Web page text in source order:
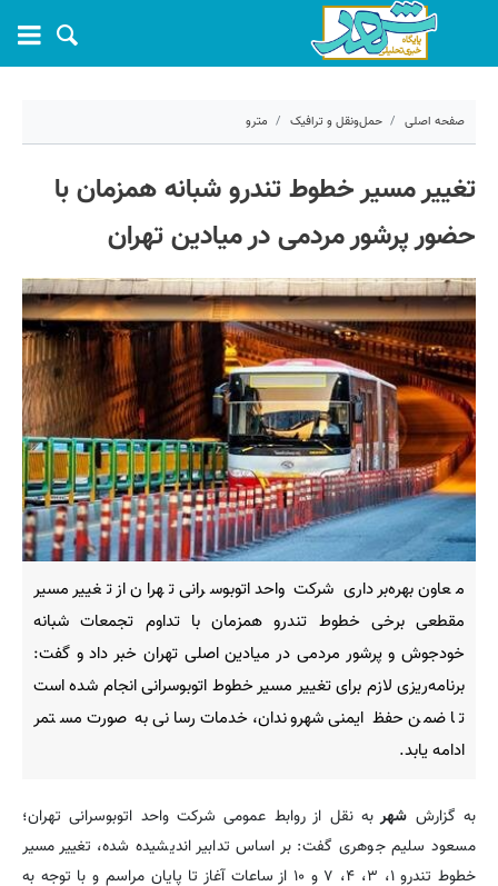
صفحه اصلی حمل‌ونقل و ترافیک مترو
کد مطلب:
تغییر مسیر خطوط تندرو شبانه همزمان با
حضور پرشور مردمی در میادین تهران
معاون بهره‌برداری شرکت واحد اتوبوسرانی تهران از تغییر مسیر
مقطعی برخی خطوط تندرو همزمان با تداوم تجمعات شبانه
خودجوش و پرشور مردمی در میادین اصلی تهران خبر داد و گفت:
برنامه‌ریزی لازم برای تغییر مسیر خطوط اتوبوسرانی انجام شده است
تا ضمن حفظ ایمنی شهروندان، خدمات‌رسانی به صورت مستمر
ادامه یابد.
به گزارش شهربه نقل از روابط عمومی شرکت واحد اتوبوسرانی تهران؛
مسعود سلیم جوهری گفت: بر اساس تدابیر اندیشیده شده، تغییر مسیر
خطوط تندرو ۱، ۳، ۴، ۷ و ۱۰ از ساعات آغاز تا پایان مراسم و با توجه به